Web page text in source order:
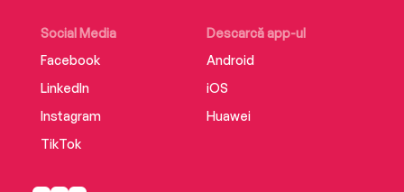
Social Media
Facebook
LinkedIn
Instagram
TikTok
Descarcă app-ul
Android
iOS
Huawei